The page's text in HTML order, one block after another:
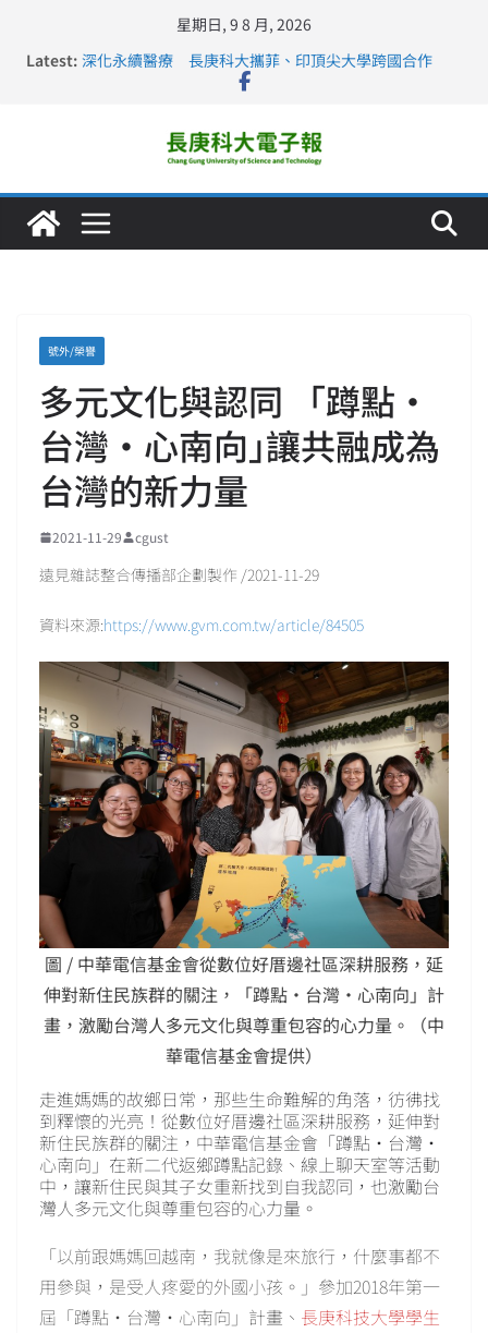
星期日, 9 8 月, 2026
Latest: 深化永續醫療 長庚科大攜菲、印頂尖大學跨國合作
長庚科大訪凱瑟醫療集團、美容學校收穫豐
仁德醫專與長庚科大締結策略聯盟 培育護理尖兵
長庚科大連四年穩居《遠見》醫學大學第5名 辦學實力再
號外/榮譽
多元文化與認同 「蹲點‧
台灣‧心南向｣讓共融成為
台灣的新力量
2021-11-29 cgust
遠見雜誌整合傳播部企劃製作 /2021-11-29
資料來源:https://www.gvm.com.tw/article/84505
圖 / 中華電信基金會從數位好厝邊社區深耕服務，延
伸對新住民族群的關注，「蹲點‧台灣‧心南向」計
畫，激勵台灣人多元文化與尊重包容的心力量。（中
華電信基金會提供）
走進媽媽的故鄉日常，那些生命難解的角落，彷彿找
到釋懷的光亮！從數位好厝邊社區深耕服務，延伸對
新住民族群的關注，中華電信基金會「蹲點‧台灣‧
心南向」在新二代返鄉蹲點記錄、線上聊天室等活動
中，讓新住民與其子女重新找到自我認同，也激勵台
灣人多元文化與尊重包容的心力量。
「以前跟媽媽回越南，我就像是來旅行，什麼事都不
用參與，是受人疼愛的外國小孩。」參加2018年第一
屆「蹲點‧台灣‧心南向」計畫、 長庚科技大學學生